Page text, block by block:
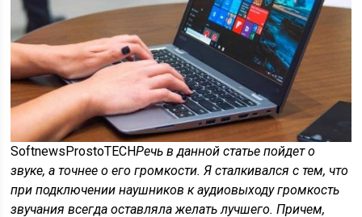
SoftnewsProstoTECHРечь в данной статье пойдет о
звуке, а точнее о его громкости. Я сталкивался с тем, что
при подключении наушников к аудиовыходу громкость
звучания всегда оставляла желать лучшего. Причем,